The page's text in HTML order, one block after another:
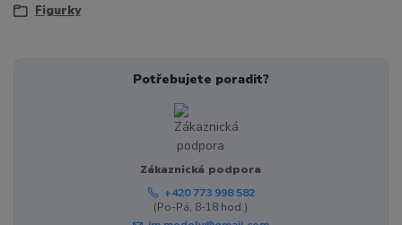
Figurky
Potřebujete poradit?
Zákaznická podpora
+420 773 998 582
(Po-Pá, 8-18 hod.)